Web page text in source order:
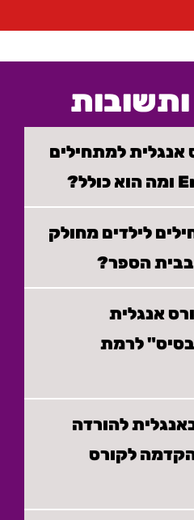
אנגלית למתחילים
לילדים מחולק
בבית הספר?
אנגלית
לרמת
להורדה
לקורס